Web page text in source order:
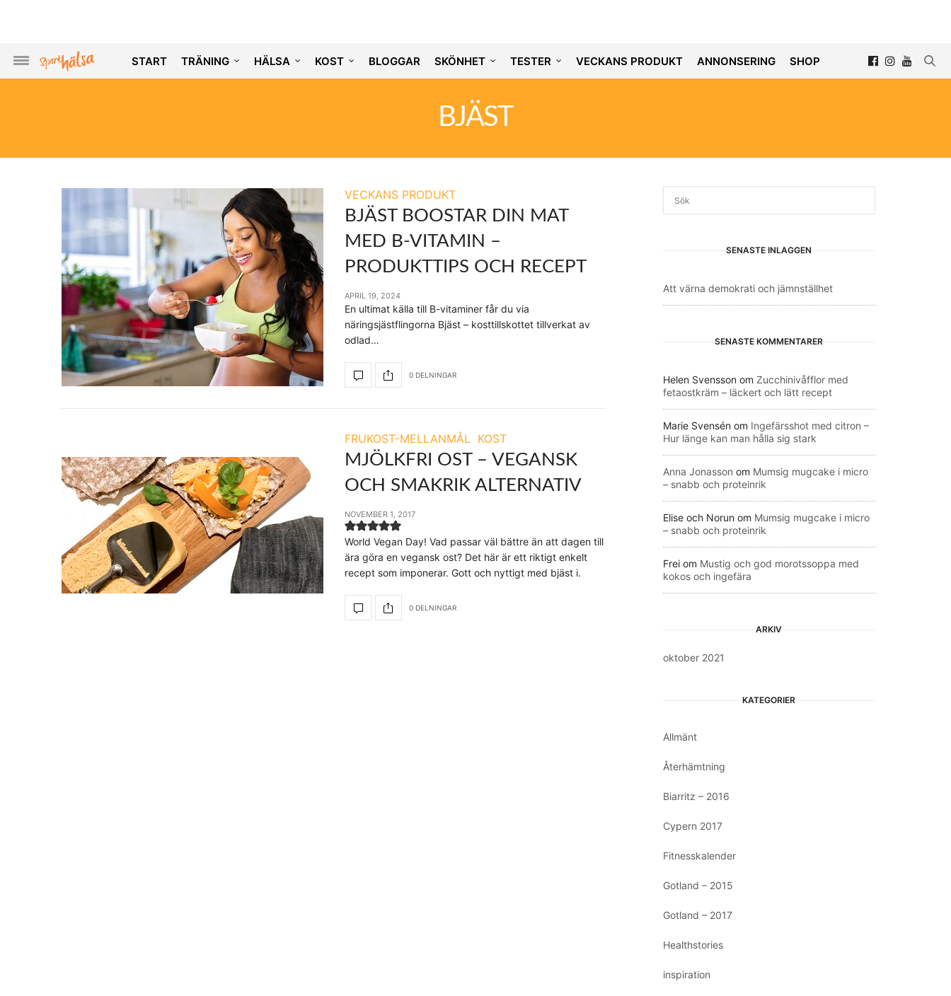
START TRÄNING HÄLSA KOST BLOGGAR SKÖNHET TESTER VECKANS PRODUKT ANNONSERING SHOP
BJÄST
VECKANS PRODUKT
BJÄST BOOSTAR DIN MAT
MED B-VITAMIN –
PRODUKTTIPS OCH RECEPT
APRIL 19, 2024
En ultimat källa till B-vitaminer får du via
näringsjästflingorna Bjäst – kosttillskottet tillverkat av
odlad…
0 DELNINGAR
FRUKOST-MELLANMÅL KOST
MJÖLKFRI OST – VEGANSK
OCH SMAKRIK ALTERNATIV
NOVEMBER 1, 2017
World Vegan Day! Vad passar väl bättre än att dagen till
ära göra en vegansk ost? Det här är ett riktigt enkelt
recept som imponerar. Gott och nyttigt med bjäst i.
0 DELNINGAR
SENASTE INLÄGGEN
Att värna demokrati och jämnställhet
SENASTE KOMMENTARER
Helen Svensson om Zucchinivåfflor med
fetaostkräm – läckert och lätt recept
Marie Svensén om Ingefärsshot med citron –
Hur länge kan man hålla sig stark
Anna Jonasson om Mumsig mugcake i micro
– snabb och proteinrik
Elise och Norun om Mumsig mugcake i micro
– snabb och proteinrik
Frei om Mustig och god morotssoppa med
kokos och ingefära
ARKIV
oktober 2021
KATEGORIER
Allmänt
Återhämtning
Biarritz – 2016
Cypern 2017
Fitnesskalender
Gotland – 2015
Gotland – 2017
Healthstories
inspiration